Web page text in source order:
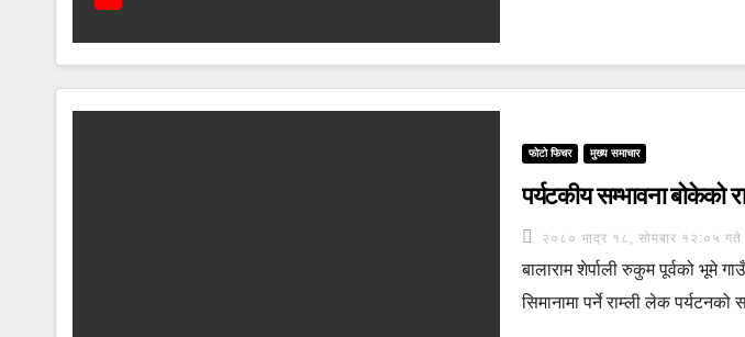
फोटो फिचर मुख्य समाचार
पर्यटकीय सम्भावना बोकेको
२०८० भाद्र १८, सोमबार १२:०५ गते
बालाराम शेर्पाली रुकुम पूर्वको भूमे
सिमानामा पर्ने राम्ली लेक पर्यटनको